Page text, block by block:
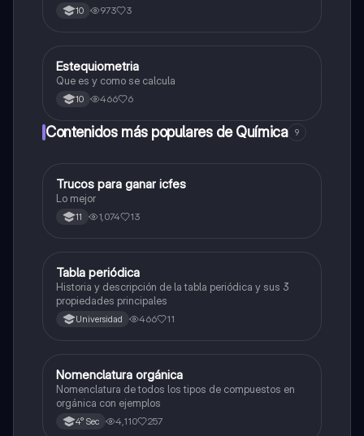
10 973 3
Química
Estequiometria
Que es y como se calcula
10 466 6
Contenidos más populares de Química 9
Química
Trucos para ganar icfes
Lo mejor
11 1,074 13
Química
Tabla periódica
Historia y descripción de la tabla periódica y sus 3
propiedades principales
Universidad 466 11
Química
Nomenclatura orgánica
Nomenclatura de todos los tipos de compuestos en
orgánica con ejemplos
4° Sec 4,110 257